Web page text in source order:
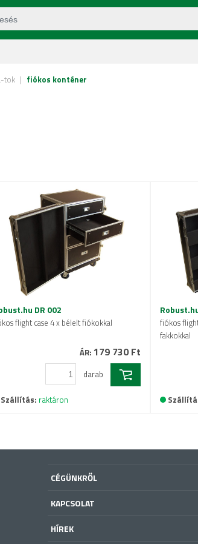
tok | fiókos konténer
DR 002
flight case 4 x bélelt fiókokkal
ÁR: 179 730 Ft
darab
Szállítás: raktáron
fiókos
fakkokkal
CÉGÜNKRŐL
KAPCSOLAT
HÍREK